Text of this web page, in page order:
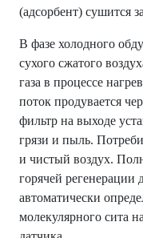
(адсорбент) сушится
В фазе холодного
сухого сжатого
газа в процессе
поток продувается
фильтр на выходе
грязи и пыль.
и чистый воздух.
горячей регенерации
автоматически
молекулярного сита